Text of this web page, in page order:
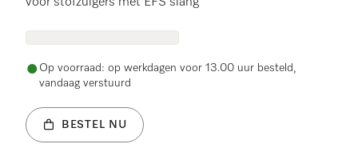
Op voorraad: op werkdagen voor 13.00 uur besteld,
vandaag verstuurd
BESTEL NU